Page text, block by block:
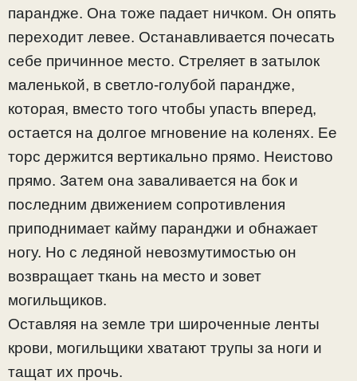
парандже. Она тоже падает ничком. Он опять
переходит левее. Останавливается почесать
себе причинное место. Стреляет в затылок
маленькой, в светло-голубой парандже,
которая, вместо того чтобы упасть вперед,
остается на долгое мгновение на коленях. Ее
торс держится вертикально прямо. Неистово
прямо. Затем она заваливается на бок и
последним движением сопротивления
приподнимает кайму паранджи и обнажает
ногу. Но с ледяной невозмутимостью он
возвращает ткань на место и зовет
могильщиков.
Оставляя на земле три широченные ленты
крови, могильщики хватают трупы за ноги и
тащат их прочь.